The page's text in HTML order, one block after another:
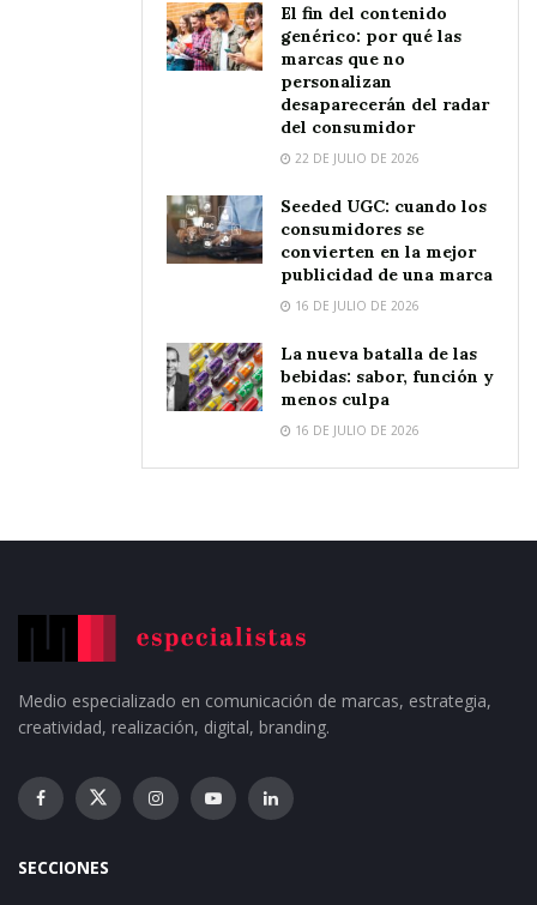
El fin del contenido
genérico: por qué las
marcas que no
personalizan
desaparecerán del radar
del consumidor
22 DE JULIO DE 2026
Seeded UGC: cuando los
consumidores se
convierten en la mejor
publicidad de una marca
16 DE JULIO DE 2026
La nueva batalla de las
bebidas: sabor, función y
menos culpa
16 DE JULIO DE 2026
Medio especializado en comunicación de marcas, estrategia,
creatividad, realización, digital, branding.
SECCIONES